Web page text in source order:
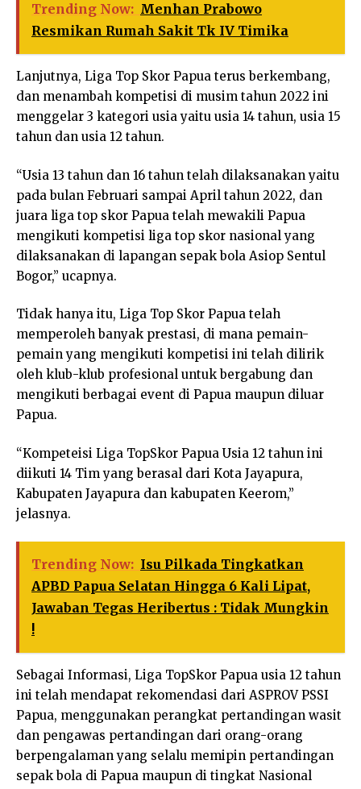
Trending Now: Menhan Prabowo
Resmikan Rumah Sakit Tk IV Timika
Lanjutnya, Liga Top Skor Papua terus berkembang,
dan menambah kompetisi di musim tahun 2022 ini
menggelar 3 kategori usia yaitu usia 14 tahun, usia 15
tahun dan usia 12 tahun.
“Usia 13 tahun dan 16 tahun telah dilaksanakan yaitu
pada bulan Februari sampai April tahun 2022, dan
juara liga top skor Papua telah mewakili Papua
mengikuti kompetisi liga top skor nasional yang
dilaksanakan di lapangan sepak bola Asiop Sentul
Bogor,” ucapnya.
Tidak hanya itu, Liga Top Skor Papua telah
memperoleh banyak prestasi, di mana pemain-
pemain yang mengikuti kompetisi ini telah dilirik
oleh klub-klub profesional untuk bergabung dan
mengikuti berbagai event di Papua maupun diluar
Papua.
“Kompeteisi Liga TopSkor Papua Usia 12 tahun ini
diikuti 14 Tim yang berasal dari Kota Jayapura,
Kabupaten Jayapura dan kabupaten Keerom,”
jelasnya.
Trending Now: Isu Pilkada Tingkatkan
APBD Papua Selatan Hingga 6 Kali Lipat,
Jawaban Tegas Heribertus : Tidak Mungkin
!
Sebagai Informasi, Liga TopSkor Papua usia 12 tahun
ini telah mendapat rekomendasi dari ASPROV PSSI
Papua, menggunakan perangkat pertandingan wasit
dan pengawas pertandingan dari orang-orang
berpengalaman yang selalu memipin pertandingan
sepak bola di Papua maupun di tingkat Nasional